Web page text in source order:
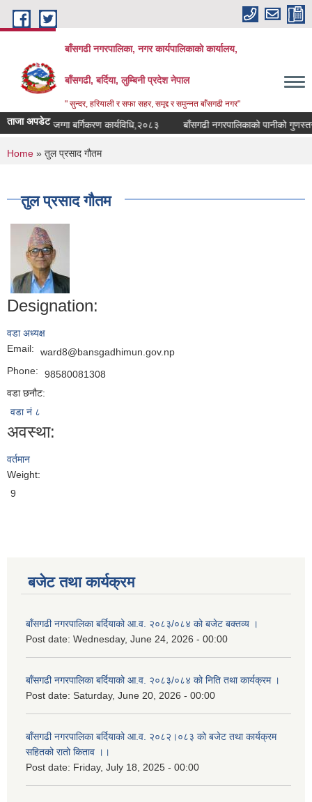
Skip to main content
बाँसगढी नगरपालिका, नगर कार्यपालिकाकाे कार्यालय,
बाँसगढी, बर्दिया, लुम्बिनी प्रदेश नेपाल
" सुन्दर, हरियाली र सफा सहर, समृद्द र समुन्नत बाँसगढी नगर"
ताजा अपडेट
तथा जग्गा बर्गिकरण कार्यविधि,२०८३ बाँसगढी नगरपालिकाको पानीको गुणस्तर
You are here
Home » तुल प्रसाद गौतम
तुल प्रसाद गौतम
Designation:
वडा अध्यक्ष
Email:
ward8@bansgadhimun.gov.np
Phone:
98580081308
वडा छनौट:
वडा नं ८
अवस्था:
वर्तमान
Weight:
9
बजेट तथा कार्यक्रम
बाँसगढी नगरपालिका बर्दियाको आ.व. २०८३/०८४ को बजेट बक्तव्य ।
Post date: Wednesday, June 24, 2026 - 00:00
बाँसगढी नगरपालिका बर्दियाको आ.व. २०८३/०८४ को निति तथा कार्यक्रम ।
Post date: Saturday, June 20, 2026 - 00:00
बाँसगढी नगरपालिका बर्दियाको आ.व. २०८२।०८३ को बजेट तथा कार्यक्रम
सहितको रातो किताव ।।
Post date: Friday, July 18, 2025 - 00:00